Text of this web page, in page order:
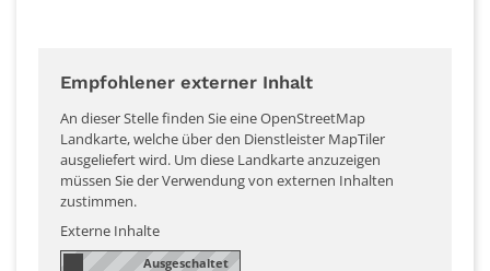
Empfohlener externer Inhalt
An dieser Stelle finden Sie eine OpenStreetMap
Landkarte, welche über den Dienstleister MapTiler
ausgeliefert wird. Um diese Landkarte anzuzeigen
müssen Sie der Verwendung von externen Inhalten
zustimmen.
Externe Inhalte